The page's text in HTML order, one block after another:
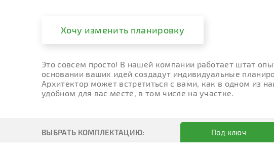
Хочу изменить планировку
Это совсем просто! В нашей компании работает штат
основании ваших идей создадут индивидуальные
Архитектор может встретиться с вами, как в одном из
удобном для вас месте, в том числе на участке.
ВЫБРАТЬ КОМПЛЕКТАЦИЮ: Под ключ